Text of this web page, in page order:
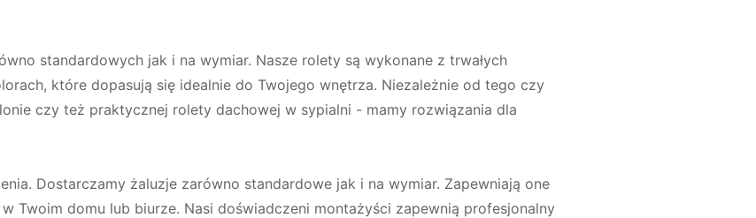
standardowych jak i na wymiar. Nasze rolety są wykonane z trwałych
które dopasują się idealnie do Twojego wnętrza. Niezależnie od tego czy
czy też praktycznej rolety dachowej w sypialni - mamy rozwiązania dla
Dostarczamy żaluzje zarówno standardowe jak i na wymiar. Zapewniają one
Twoim domu lub biurze. Nasi doświadczeni montażyści zapewnią profesjonalny